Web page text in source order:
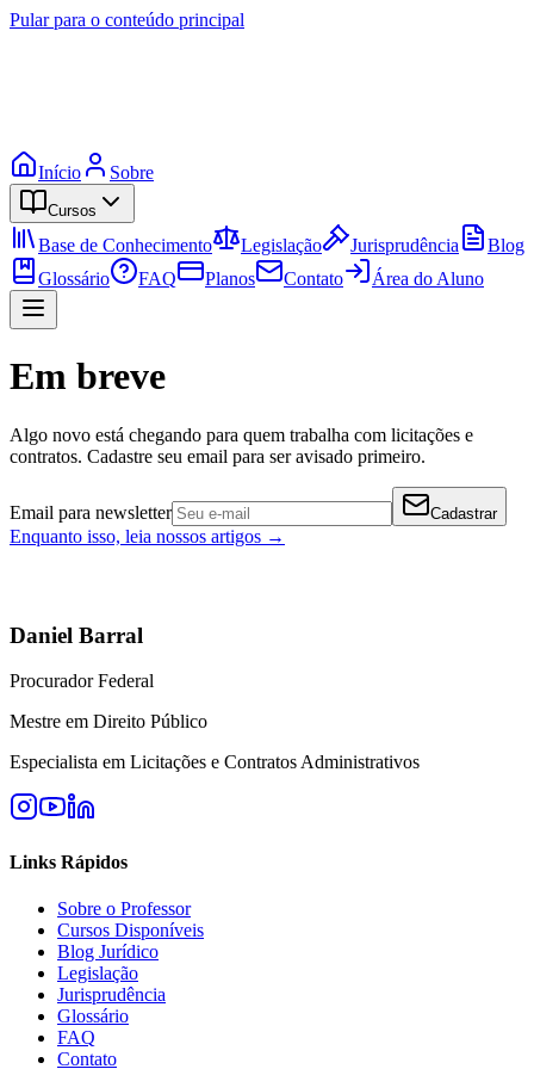
Pular para o conteúdo principal
Início Sobre
Cursos
Base de Conhecimento Legislação Jurisprudência
Blog
Glossário
FAQ Planos Contato Área do Aluno
Em breve
Algo novo está chegando para quem trabalha com licitações e
contratos. Cadastre seu email para ser avisado primeiro.
Email para newsletter Cadastrar
Enquanto isso, leia nossos artigos →
Daniel Barral
Procurador Federal
Mestre em Direito Público
Especialista em Licitações e Contratos Administrativos
Links Rápidos
Sobre o Professor
Cursos Disponíveis
Blog Jurídico
Legislação
Jurisprudência
Glossário
FAQ
Contato